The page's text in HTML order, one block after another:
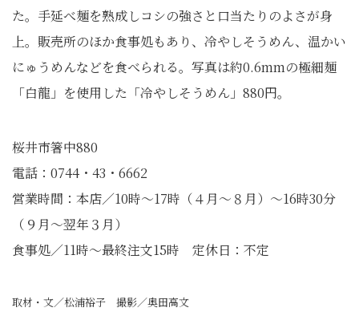
た。手延べ麺を熟成しコシの強さと口当たりのよさが身
上。販売所のほか食事処もあり、冷やしそうめん、温かい
にゅうめんなどを食べられる。写真は約0.6mmの極細麺
「白龍」を使用した「冷やしそうめん」880円。
桜井市箸中880
電話：0744・43・6662
営業時間：本店／10時～17時（４月～８月）～16時30分
（９月～翌年３月）
食事処／11時～最終注文15時 定休日：不定
取材・文／松浦裕子 撮影／奥田高文